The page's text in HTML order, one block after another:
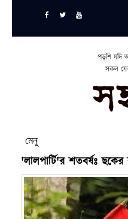
পড়শি যদি
সকল
মেনু
'লালপার্টি'র শতবর্ষঃ